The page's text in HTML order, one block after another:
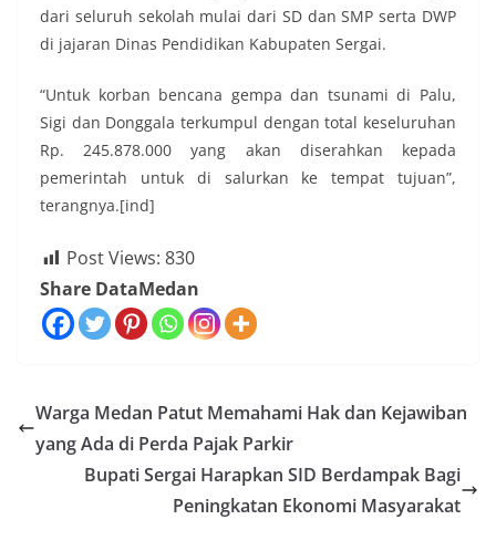
dari seluruh sekolah mulai dari SD dan SMP serta DWP
di jajaran Dinas Pendidikan Kabupaten Sergai.
“Untuk korban bencana gempa dan tsunami di Palu,
Sigi dan Donggala terkumpul dengan total keseluruhan
Rp. 245.878.000 yang akan diserahkan kepada
pemerintah untuk di salurkan ke tempat tujuan”,
terangnya.[ind]
Post Views: 830
Share DataMedan
Warga Medan Patut Memahami Hak dan Kejawiban
yang Ada di Perda Pajak Parkir
Bupati Sergai Harapkan SID Berdampak Bagi
Peningkatan Ekonomi Masyarakat